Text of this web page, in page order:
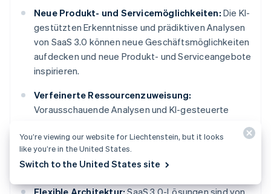
Neue Produkt- und Servicemöglichkeiten: Die KI-
gestützten Erkenntnisse und prädiktiven Analysen
von SaaS 3.0 können neue Geschäftsmöglichkeiten
aufdecken und neue Produkt- und Serviceangebote
inspirieren.
Verfeinerte Ressourcenzuweisung:
Vorausschauende Analysen und KI-gesteuerte
Ressourcen effektiver zuzuweisen, um
Verschwendung zu reduzieren und die
Kapitalrendite zu maximieren.
You’re viewing our website for Liechtenstein, but it looks
like you’re in the United States.
Switch to the United States site